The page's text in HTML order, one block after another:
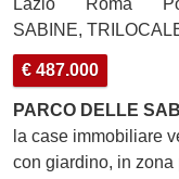
Lazio Roma
SABINE,
€ 487.000
PARCO DELLE
la case immobiliare
con giardino, in